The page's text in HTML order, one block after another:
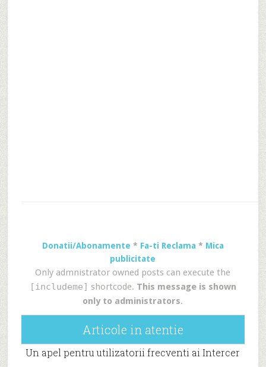
Donatii/Abonamente * Fa-ti Reclama * Mica
publicitate
Only admnistrator owned posts can execute the
[includeme] shortcode. This message is shown
only to administrators.
Articole in atentie
Un apel pentru utilizatorii frecventi ai Intercer